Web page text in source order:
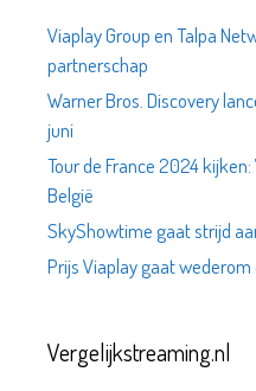
Viaplay Group en Talpa
partnerschap
Warner Bros. Discovery
juni
Tour de France 2024
België
SkyShowtime gaat strijd
Prijs Viaplay gaat
Vergelijkstreaming.nl